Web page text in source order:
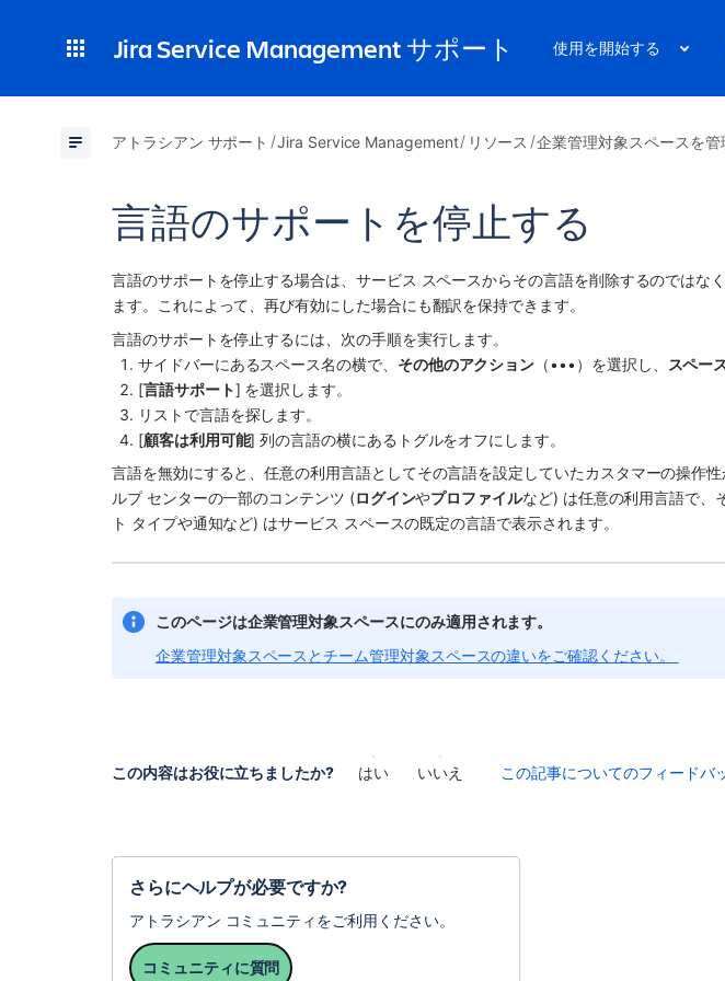
Jira Service Management サポート 使用を開始する
アトラシアン サポート Jira Service Management リソース 企業管理対象スペースを管
言語のサポートを停止する
言語のサポートを停止する場合は、 サービス スペースからその言語を削除するのではな
ます。これによって、再び有効にした場合にも翻訳を保持できます。
言語のサポートを停止するには、次の手順を実行します。
サイドバーにあるスペース名の横で、 その他のアクション （•••）を選択し、 スペー
[言語サポート] を選択します。
リストで言語を探します。
[顧客は利用可能] 列の言語の横にあるトグルをオフにします。
言語を無効にすると、任意の利用言語としてその言語を設定していたカスタマーの操作
ルプ センターの一部のコンテンツ (ログインやプロファイルなど) は任意の利用言語で、
ト タイプや通知など) はサービス スペースの既定の言語で表示されます。
このページは企業管理対象スペースにのみ適用されます。
企業管理対象スペースとチーム管理対象スペースの違いをご確認ください。
この内容はお役に立ちましたか? はい いいえ この記事についてのフィードバ
さらにヘルプが必要ですか?
アトラシアン コミュニティをご利用ください。
コミュニティに質問